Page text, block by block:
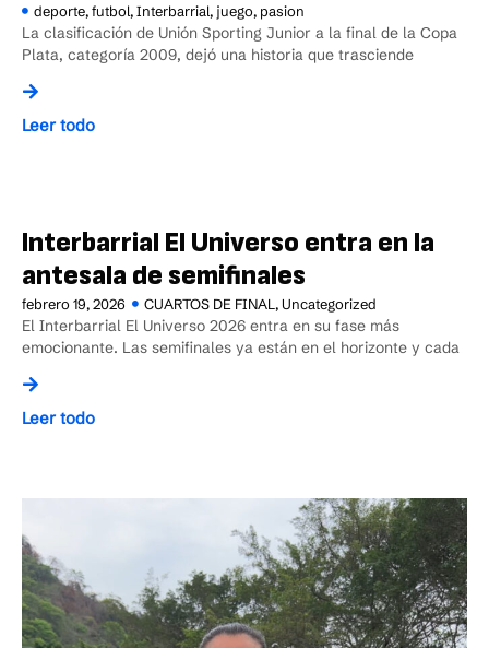
deporte,futbol,Interbarrial, juego, pasion
La clasificación de Unión Sporting Junior a la final de la Copa
Plata, categoría 2009, dejó una historia que trasciende
Leer todo
Interbarrial El Universo entra en la
antesala de semifinales
febrero 19, 2026 CUARTOS DE FINAL ,Uncategorized
El Interbarrial El Universo 2026 entra en su fase más
emocionante. Las semifinales ya están en el horizonte y cada
Leer todo